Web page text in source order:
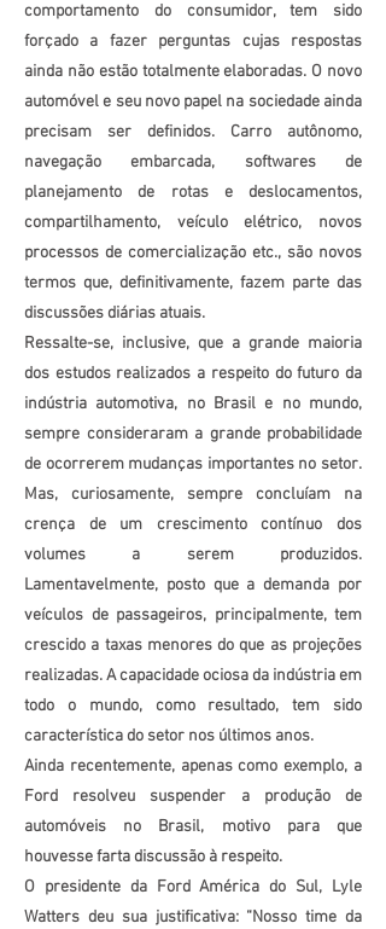
comportamento do consumidor, tem sido
forçado a fazer perguntas cujas respostas
ainda não estão totalmente elaboradas. O novo
automóvel e seu novo papel na sociedade ainda
precisam ser definidos. Carro autônomo,
navegação embarcada, softwares de
planejamento de rotas e deslocamentos,
compartilhamento, veículo elétrico, novos
processos de comercialização etc., são novos
termos que, definitivamente, fazem parte das
discussões diárias atuais.
Ressalte-se, inclusive, que a grande maioria
dos estudos realizados a respeito do futuro da
indústria automotiva, no Brasil e no mundo,
sempre consideraram a grande probabilidade
de ocorrerem mudanças importantes no setor.
Mas, curiosamente, sempre concluíam na
crença de um crescimento contínuo dos
volumes a serem produzidos.
Lamentavelmente, posto que a demanda por
veículos de passageiros, principalmente, tem
crescido a taxas menores do que as projeções
realizadas. A capacidade ociosa da indústria em
todo o mundo, como resultado, tem sido
característica do setor nos últimos anos.
Ainda recentemente, apenas como exemplo, a
Ford resolveu suspender a produção de
automóveis no Brasil, motivo para que
houvesse farta discussão à respeito.
O presidente da Ford América do Sul, Lyle
Watters deu sua justificativa: “Nosso time da